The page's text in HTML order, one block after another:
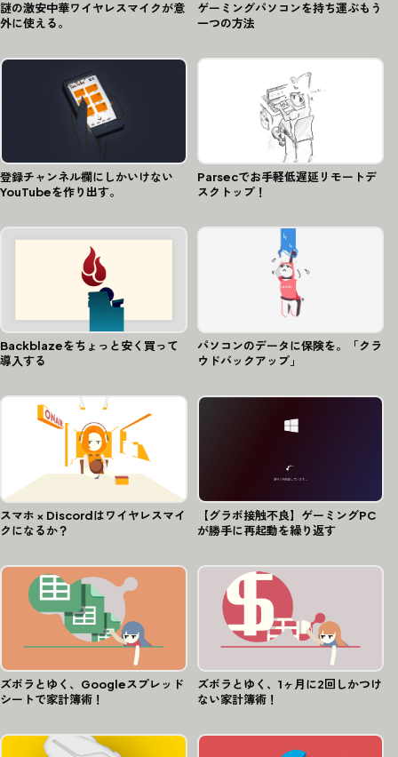
謎の激安中華ワイヤレスマイクが意
外に使える。
ゲーミングパソコンを持ち運ぶもう
一つの方法
登録チャンネル欄にしかいけない
YouTubeを作り出す。
Parsecでお手軽低遅延リモートデ
スクトップ！
Backblazeをちょっと安く買って
導入する
パソコンのデータに保険を。「クラ
ウドバックアップ」
スマホ × Discordはワイヤレスマイ
クになるか？
【グラボ接触不良】ゲーミングPC
が勝手に再起動を繰り返す
ズボラとゆく、Googleスプレッド
シートで家計簿術！
ズボラとゆく、1ヶ月に2回しかつけ
ない家計簿術！